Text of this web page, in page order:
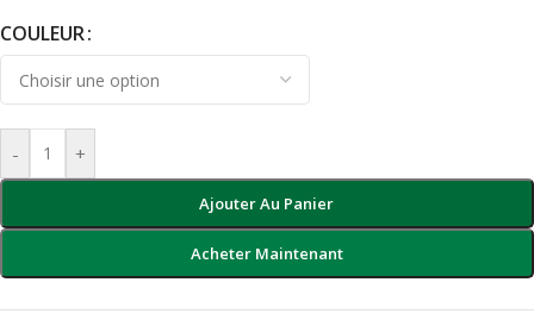
COULEUR
- +
Ajouter Au Panier
Acheter Maintenant